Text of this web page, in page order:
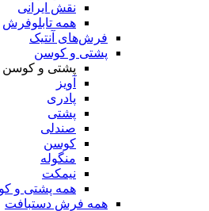
نقش ایرانی
همه تابلوفرش
فرش‌های آنتیک
پشتی و کوسن
پشتی و کوسن
آویز
پادری
پشتی
صندلی
کوسن
منگوله
نیمکت
همه پشتی و
همه فرش دستبافت